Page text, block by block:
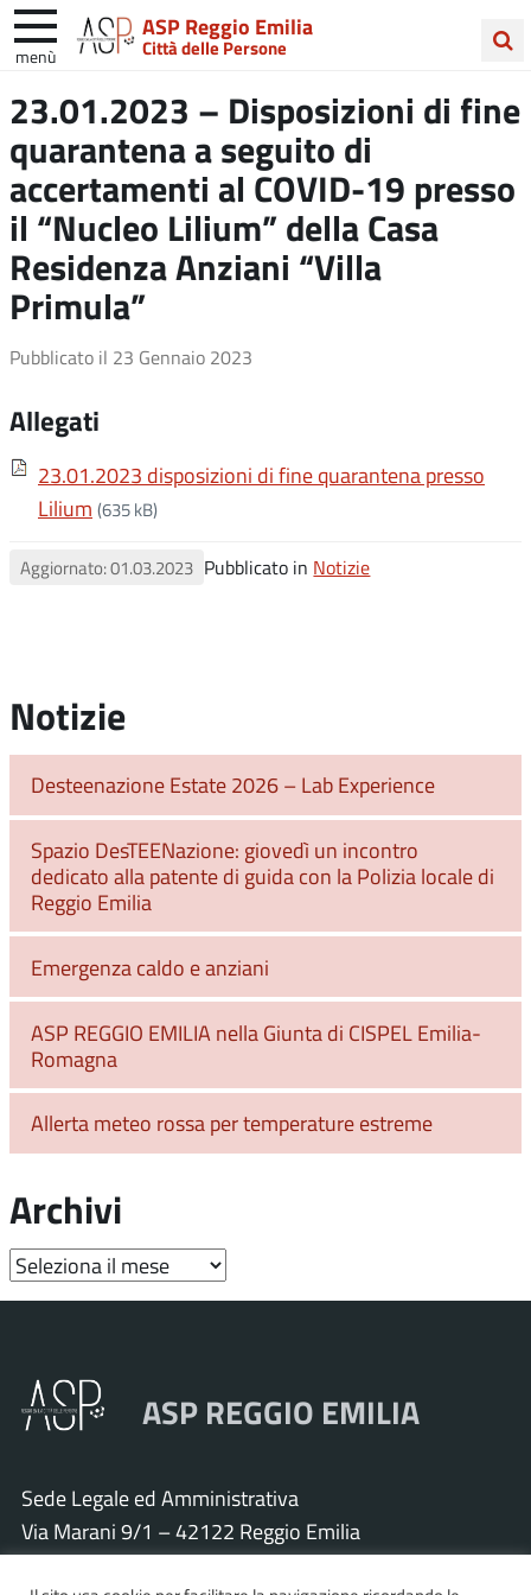
ASP Reggio Emilia
Città delle Persone
menù
nel
sito
23.01.2023 – Disposizioni di fine
quarantena a seguito di
accertamenti al COVID-19 presso
il “Nucleo Lilium” della Casa
Residenza Anziani “Villa
Primula”
Pubblicato il 23 Gennaio 2023
Allegati
23.01.2023 disposizioni di fine quarantena presso
Lilium (635 kB)
Aggiornato: 01.03.2023 Pubblicato in Notizie
Notizie
Desteenazione Estate 2026 – Lab Experience
Spazio DesTEENazione: giovedì un incontro
dedicato alla patente di guida con la Polizia locale di
Reggio Emilia
Emergenza caldo e anziani
ASP REGGIO EMILIA nella Giunta di CISPEL Emilia-
Romagna
Allerta meteo rossa per temperature estreme
Archivi
Archivi
ASP REGGIO EMILIA
Sede Legale ed Amministrativa
Via Marani 9/1 – 42122 Reggio Emilia
Tel. 0522 571011 – Fax 0522 571030